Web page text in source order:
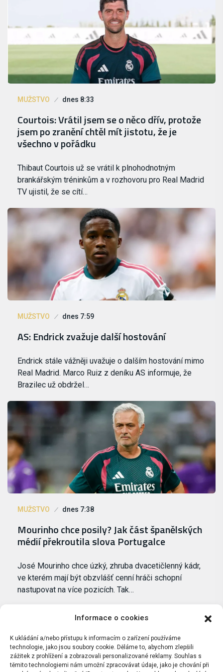
Informace o cookies
K ukládání a/nebo přístupu k informacím o zařízení používáme
technologie, jako jsou soubory cookie. Děláme to, abychom zlepšili
zážitek z prohlížení a zobrazovali personalizované reklamy. Souhlas s
těmito technologiemi nám umožní zpracovávat údaje, jako je chování při
MUŽSTVO dnes 8:33
Courtois: Vrátil jsem se o něco dřív, protože
jsem po zranění chtěl mít jistotu, že je
všechno v pořádku
Thibaut Courtois už se vrátil k plnohodnotným
brankářským tréninkům a v rozhovoru pro Real Madrid
TV ujistil, že se cítí…
MUŽSTVO dnes 7:59
AS: Endrick zvažuje další hostování
Endrick stále vážněji uvažuje o dalším hostování mimo
Real Madrid. Marco Ruiz z deníku AS informuje, že
Brazilec už obdržel…
MUŽSTVO dnes 7:38
Mourinho chce posily? Jak část španělských
médií překroutila slova Portugalce
José Mourinho chce úzký, zhruba dvacetičlenný kádr,
ve kterém mají být obzvlášť cenní hráči schopní
nastupovat na více pozicích. Tak…